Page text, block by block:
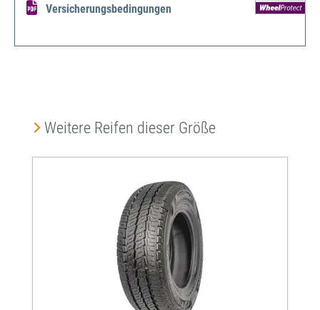
Versicherungsbedingungen
Produktgalerie überspringen
Weitere Reifen dieser Größe